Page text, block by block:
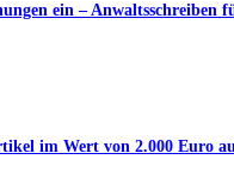
ein – Anwaltsschreiben
im Wert von 2.000 Euro